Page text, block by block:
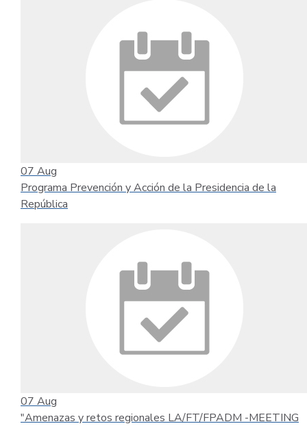
07 Aug
Programa Prevención y Acción de la Presidencia de la
República
07 Aug
"Amenazas y retos regionales LA/FT/FPADM -MEETING